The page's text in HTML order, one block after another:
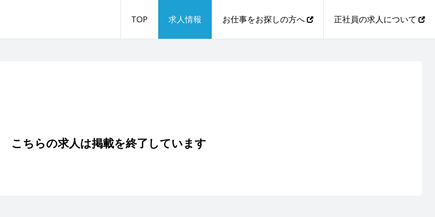
TOP 求人情報 お仕事をお探しの方へ 正社員の求人について
こちらの求人は掲載を終了しています